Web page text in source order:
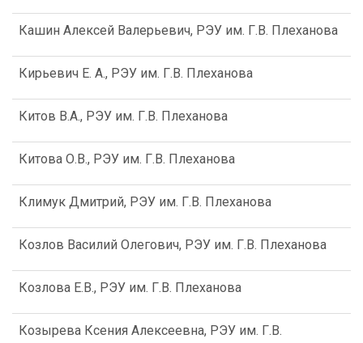
Кашин Алексей Валерьевич, РЭУ им. Г.В. Плеханова
Кирьевич Е. А., РЭУ им. Г.В. Плеханова
Китов В.А., РЭУ им. Г.В. Плеханова
Китова О.В., РЭУ им. Г.В. Плеханова
Климук Дмитрий, РЭУ им. Г.В. Плеханова
Козлов Василий Олегович, РЭУ им. Г.В. Плеханова
Козлова Е.В., РЭУ им. Г.В. Плеханова
Козырева Ксения Алексеевна, РЭУ им. Г.В.